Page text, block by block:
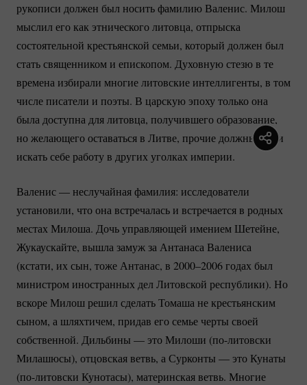
рукописи должен был носить фамилию Валенис. Милош
мыслил его как этнического литовца, отпрыска
состоятельной крестьянской семьи, который должен был
стать священником и епископом. Духовную стезю в те
времена избирали многие литовские интеллигенты, в том
числе писатели и поэты. В царскую эпоху только она
была доступна для литовца, получившего образование,
но желающего оставаться в Литве, прочие должны были
искать себе работу в других уголках империи.
Валенис — неслучайная фамилия: исследователи
установили, что она встречалась и встречается в родных
местах Милоша. Дочь управляющей имением Шетейне,
Жукаускайте, вышла замуж за Антанаса Валениса
(кстати, их сын, тоже Антанас, в 2000–2006 годах был
министром иностранных дел Литовской республики). Но
вскоре Милош решил сделать Томаша не крестьянским
сыном, а шляхтичем, придав его семье черты своей
собственной. Дильбины — это Милоши (по-литовски
Милашюсы), отцовская ветвь, а Сурконты — это Кунаты
(по-литовски Кунотасы), материнская ветвь. Многие